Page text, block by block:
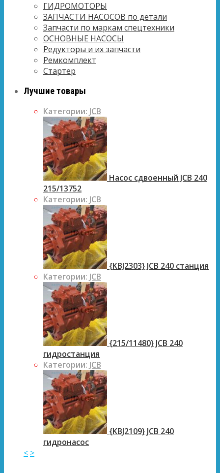
ГИДРОМОТОРЫ
ЗАПЧАСТИ НАСОСОВ по детали
Запчасти по маркам спецтехники
ОСНОВНЫЕ НАСОСЫ
Редукторы и их запчасти
Ремкомплект
Стартер
Лучшие товары
Категории: JCB
Насос сдвоенный JCB 240
215/13752
Категории: JCB
{KBJ2303} JCB 240 станция
Категории: JCB
{215/11480} JCB 240
гидростанция
Категории: JCB
{KBJ2109} JCB 240
гидронасос
< >